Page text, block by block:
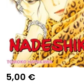
5,00 €